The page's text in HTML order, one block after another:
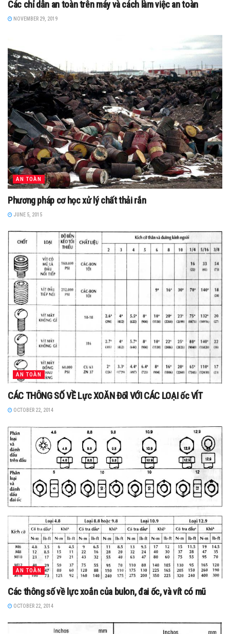
Các chỉ dẫn an toàn trên máy và cách làm việc an toàn
NOVEMBER 29, 2019
AN TOÀN
Phương pháp cơ học xử lý chất thải rắn
JUNE 5, 2015
AN TOÀN
CÁC THÔNG SỐ VỀ Lực XOĂN Đốl VỚI CÁC LOẠI ốc VÍT
OCTOBER 22, 2014
AN TOÀN
Các thông số về lực xoắn của bulon, đai ốc, và vít có mũ
OCTOBER 22, 2014